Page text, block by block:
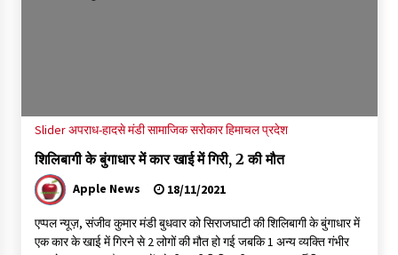
Sliderअपराध-हादसेमंडीसामाजिक सरोकारहिमाचल प्रदेश
शिलिबागी के बुंगाधार में कार खाई में गिरी, 2 की मौत
Apple News 18/11/2021
एप्पल न्यूज़, संजीव कुमार मंडी बुधवार को सिराजघाटी की शिलिबागी के बुंगाधार में
एक कार के खाई में गिरने से 2 लोगों की मौत हो गई जबकि 1 अन्य व्यक्ति गंभीर